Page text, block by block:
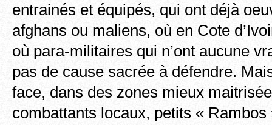
entrainés et équipés, qui ont déjà
afghans ou maliens, où en Cote
où para-militaires qui n’ont aucune
pas de cause sacrée à défendre.
face, dans des zones mieux
combattants locaux, petits « Rambos